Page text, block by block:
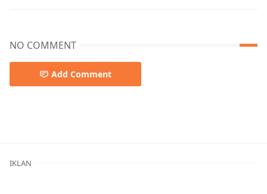
NO COMMENT
Add Comment
IKLAN